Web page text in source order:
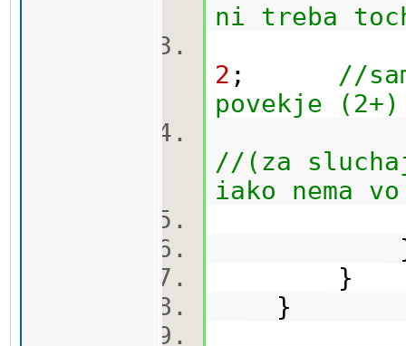
ni treba
2 ; //
povekje
//(za
iako nema
}
}